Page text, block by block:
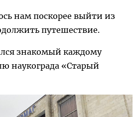
нам поскорее выйти из
путешествие.
знакомый каждому
наукограда «Старый